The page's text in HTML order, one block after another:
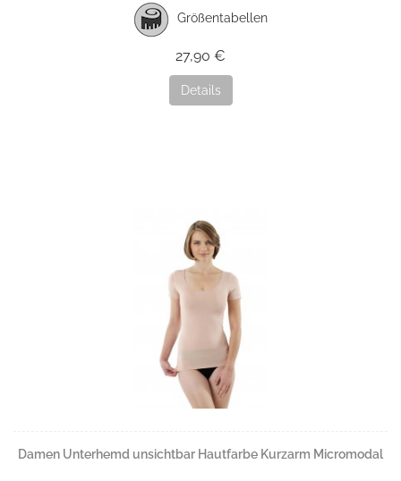
Größentabellen
27,90 €
Details
Damen Unterhemd unsichtbar Hautfarbe Kurzarm Micromodal